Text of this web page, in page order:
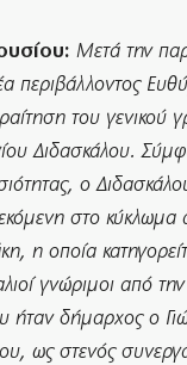
Μετά την
περιβάλλοντος
του γενικού
Διδασκάλου.
ο
στο κύκλωμα
η οποία
γνώριμοι από
ήταν δήμαρχος ο
ως στενός